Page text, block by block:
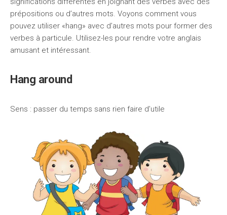
prépositions ou d’autres mots. Voyons comment vous
pouvez utiliser «hang» avec d’autres mots pour former des
verbes à particule. Utilisez-les pour rendre votre anglais
amusant et intéressant.
Hang around
Sens : passer du temps sans rien faire d’utile